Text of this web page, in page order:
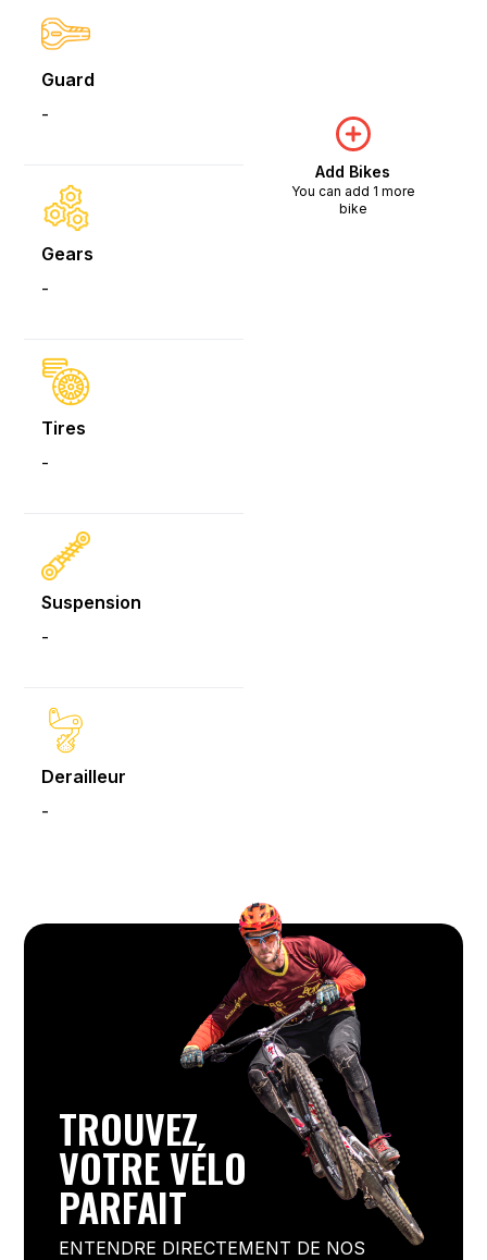
Guard
-
Gears
-
Tires
-
Suspension
-
Derailleur
-
Add Bikes
You can add 1 more
bike
TROUVEZ
VOTRE VÉLO
PARFAIT
ENTENDRE DIRECTEMENT DE NOS